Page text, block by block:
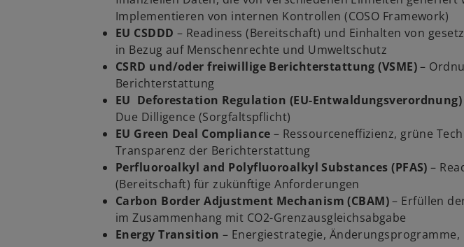
Implementieren von internen Kontrollen (COSO Framework)
EU CSDDD – Readiness (Bereitschaft) und Einhalten von
in Bezug auf Menschenrechte und Umweltschutz
CSRD und/oder freiwillige Berichterstattung (VSME)–
Berichterstattung
EU Deforestation Regulation (EU-Entwaldungsverordnung)
Due Dilligence (Sorgfaltspflicht)
EU Green Deal Compliance – Ressourceneffizienz, grüne
Transparenz der Berichterstattung
Perfluoroalkyl and Polyfluoroalkyl Substances (PFAS)–
(Bereitschaft) für zukünftige Anforderungen
Carbon Border Adjustment Mechanism (CBAM)– Erfüllen
im Zusammenhang mit CO2-Grenzausgleichsabgabe
Energy Transition – Energiestrategie, Änderungsprogramme,
ir
d
i
n
i
e
n
e
u
e
n